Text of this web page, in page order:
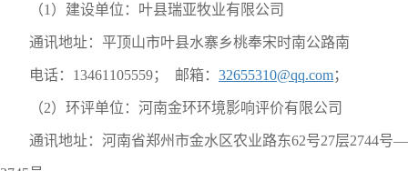
（1）建设单位：叶县瑞亚牧业有限公司
通讯地址： 平顶山市叶县水寨乡桃奉宋时南公路南
电话： 13461105559； 邮箱： 32655310@qq.com；
（2） 环评单位： 河南金环环境影响评价有限公司
通讯地址：河南省郑州市金水区农业路东62号27层2744号—